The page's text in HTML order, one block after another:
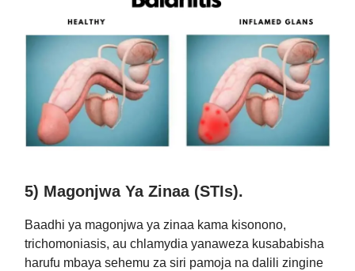
5) Magonjwa Ya Zinaa (STIs).
Baadhi ya magonjwa ya zinaa kama kisonono,
trichomoniasis, au chlamydia yanaweza kusababisha
harufu mbaya sehemu za siri pamoja na dalili zingine